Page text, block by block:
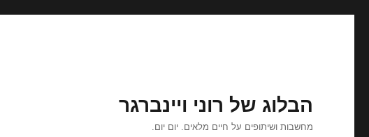
הבלוג של רוני ויינברגר
מחשבות ושיתופים על חיים מלאים. יום יום.